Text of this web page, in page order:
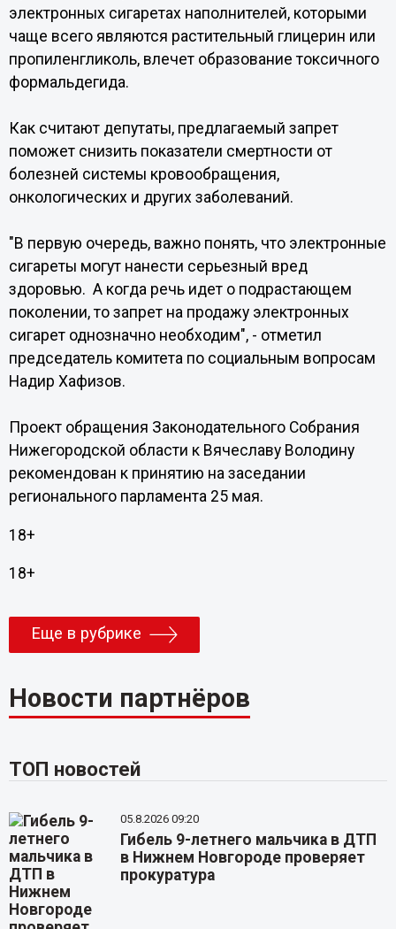
электронных сигаретах наполнителей, которыми
чаще всего являются растительный глицерин или
пропиленгликоль, влечет образование токсичного
формальдегида.
Как считают депутаты, предлагаемый запрет
поможет снизить показатели смертности от
болезней системы кровообращения,
онкологических и других заболеваний.
"В первую очередь, важно понять, что электронные
сигареты могут нанести серьезный вред
здоровью. А когда речь идет о подрастающем
поколении, то запрет на продажу электронных
сигарет однозначно необходим", - отметил
председатель комитета по социальным вопросам
Надир Хафизов.
Проект обращения Законодательного Собрания
Нижегородской области к Вячеславу Володину
рекомендован к принятию на заседании
регионального парламента 25 мая.
18+
18+
Еще в рубрике
Новости партнёров
ТОП новостей
05.8.2026 09:20
Гибель 9-летнего мальчика в ДТП
в Нижнем Новгороде проверяет
прокуратура